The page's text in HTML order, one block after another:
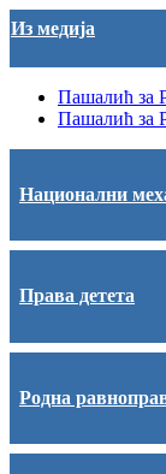
Из медија
Пашалић за
Пашалић за
Национални
Права детета
Родна